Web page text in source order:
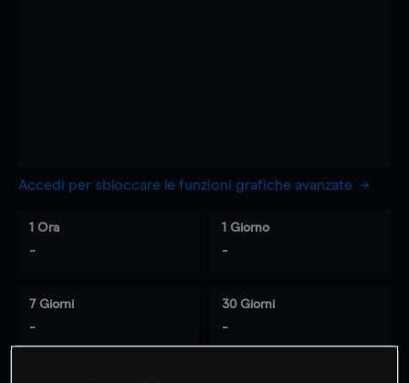
Accedi per sbloccare le funzioni grafiche avanzate
1 Ora
-
1 Giorno
-
7 Giorni
-
30 Giorni
-